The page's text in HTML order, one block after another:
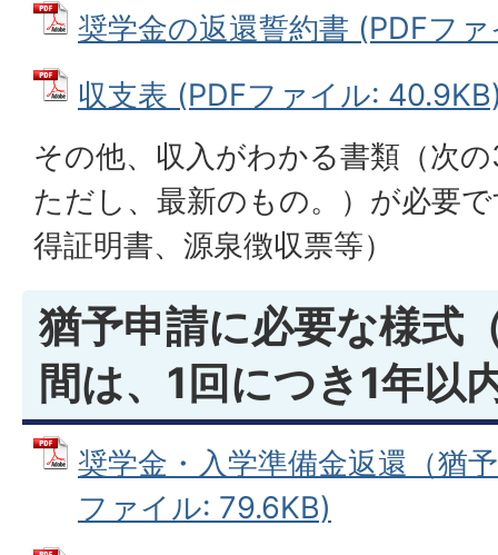
奨学金の返還誓約書 (PDFファ
収支表 (PDFファイル:
その他、収入がわかる書類（次
ただし、最新のもの。）が必要
得証明書、源泉徴収票等）
猶予申請に必要な様式
間は、1回につき1年以
奨学金・入学準備金返還（猶
ファイル: 79.6KB)